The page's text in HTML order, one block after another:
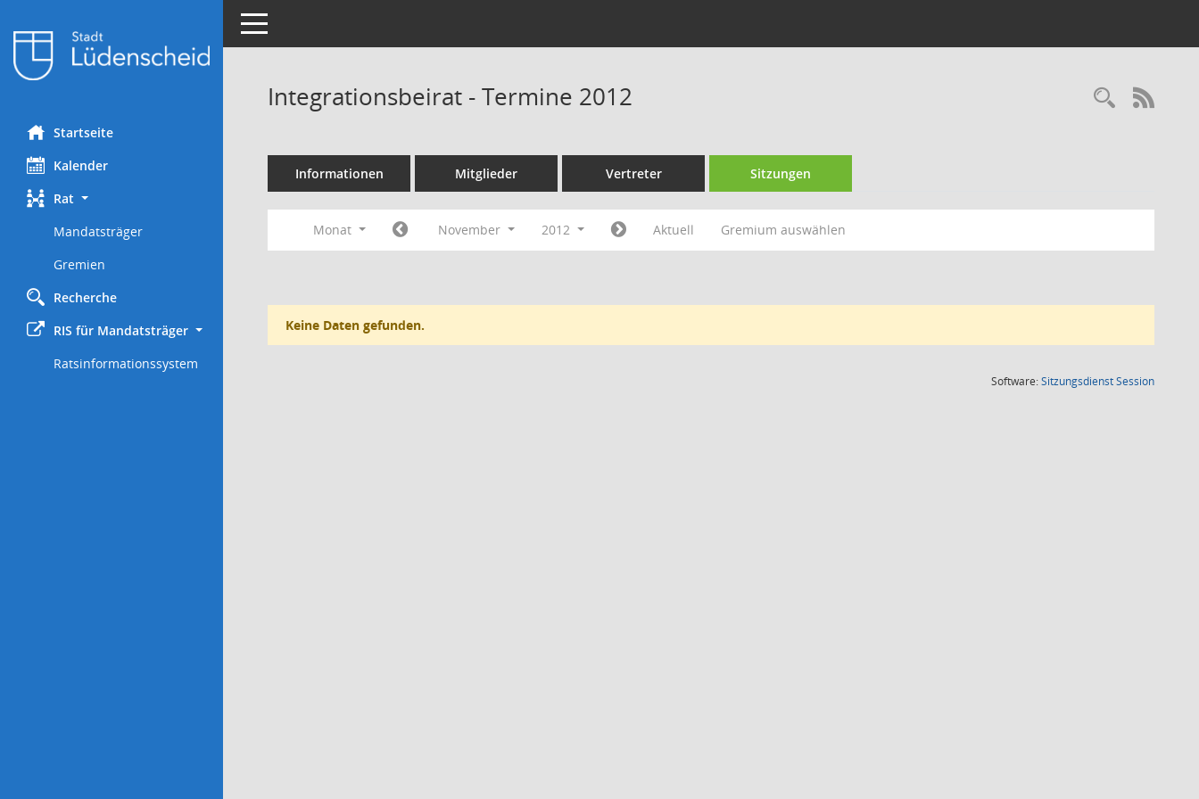
Startseite
Kalender
Rat
Mandatsträger
Gremien
Recherche
RIS für Mandatsträger
Ratsinformationssystem
Toggle navigation
Integrationsbeirat - Termine 2012
Informationen Mitglieder Vertreter Sitzungen
Monat November 2012 Aktuell Gremium auswählen
Keine Daten gefunden.
Software:SitzungsdienstSession(Wird in